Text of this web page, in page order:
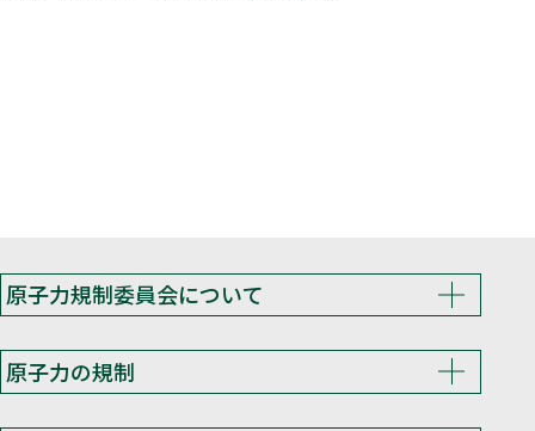
原子力規制委員会について
原子力の規制